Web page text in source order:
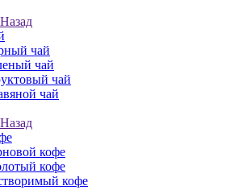
Назад
чай
чай
чай
чай
Назад
кофе
кофе
кофе